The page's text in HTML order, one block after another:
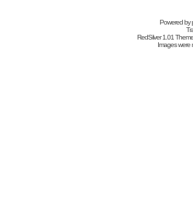
Powered by
RedSilver 1.01
Images were